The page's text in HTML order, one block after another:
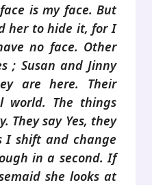
is my face. But
her to hide it, for I
no face. Other
; Susan and Jinny
are here. Their
world. The things
They say Yes, they
I shift and change
in a second. If
she looks at